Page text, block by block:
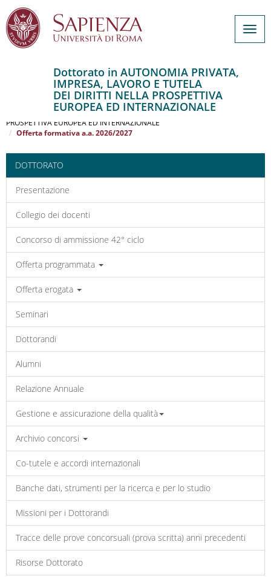
principale
Dottorato in AUTONOMIA PRIVATA,
IMPRESA, LAVORO E TUTELA
DEI DIRITTI NELLA PROSPETTIVA
EUROPEA ED INTERNAZIONALE
AUTONOMIA PRIVATA, IMPRESA, LAVORO E TUTELA DEI DIRITTI NELLA
PROSPETTIVA EUROPEA ED INTERNAZIONALE
Offerta formativa a.a. 2026/2027
DOTTORATO
Presentazione
Collegio dei docenti
Concorso di ammissione 42° ciclo
Offerta programmata
Offerta erogata
Seminari
Dottorandi
Alumni
Relazione Annuale
Gestione e assicurazione della qualità
Archivio concorsi
Co-tutele e accordi internazionali
Banche dati, strumenti per la ricerca e per lo studio
Missioni per i Dottorandi
Tracce delle prove concorsuali (prova scritta) anni precedenti
Risorse Dottorato